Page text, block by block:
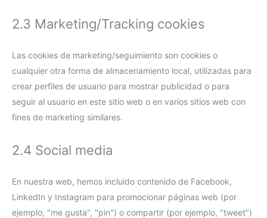
2.3 Marketing/Tracking cookies
Las cookies de marketing/seguimiento son cookies o
cualquier otra forma de almacenamiento local, utilizadas para
crear perfiles de usuario para mostrar publicidad o para
seguir al usuario en este sitio web o en varios sitios web con
fines de marketing similares.
2.4 Social media
En nuestra web, hemos incluido contenido de Facebook,
LinkedIn y Instagram para promocionar páginas web (por
ejemplo, "me gusta", "pin") o compartir (por ejemplo, "tweet")